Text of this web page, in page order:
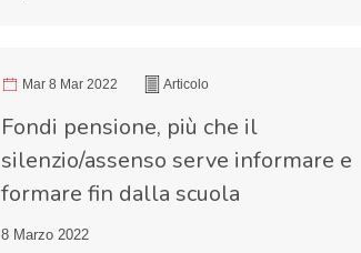
Mar 8 Mar 2022 Articolo
Fondi pensione, più che il
silenzio/assenso serve informare e
formare fin dalla scuola
8 Marzo 2022